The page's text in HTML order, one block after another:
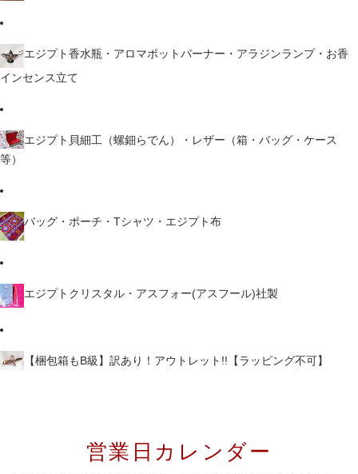
エジプト香水瓶・アロマポットバーナー・アラジンランプ・お香
インセンス立て
エジプト貝細工（螺鈿らでん）・レザー（箱・バッグ・ケース
等）
バッグ・ポーチ・Tシャツ・エジプト布
エジプトクリスタル・アスフォー(アスフール)社製
【梱包箱もB級】訳あり！アウトレット!!【ラッピング不可】
営業日カレンダー